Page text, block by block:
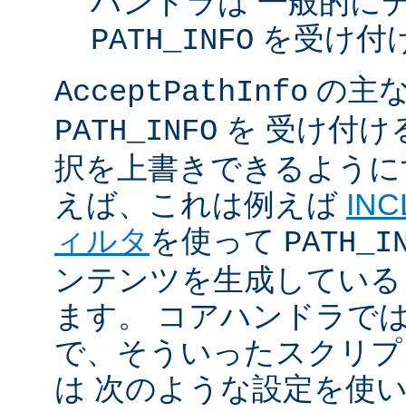
PATH_INFO を受け付
AcceptPathInfo の主
PATH_INFO を 受け付け
択を上書きできるよう
えば、これは例えば
ィルタ を使って
ンテンツを生成してい
ます。 コアハンドラで
で、そういったスクリ
は 次のような設定を使